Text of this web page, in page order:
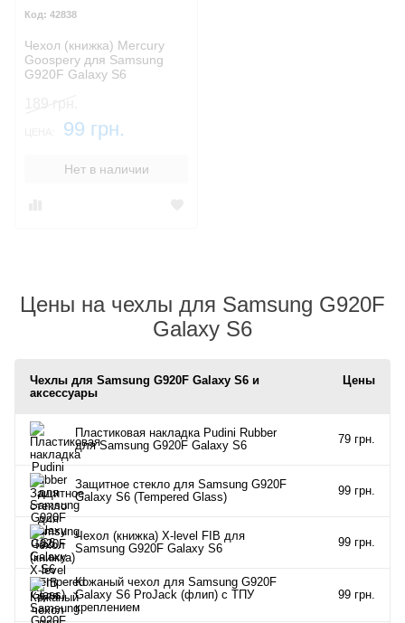
42838
Чехол (книжка) Mercury
Goospery для Samsung
G920F Galaxy S6
99 грн.
Нет в наличии
Цены на чехлы для Samsung G920F
Galaxy S6
Чехлы для Samsung G920F Galaxy S6 и
аксессуары
Цены
Пластиковая накладка Pudini Rubber
для Samsung G920F Galaxy S6
79 грн.
Защитное стекло для Samsung G920F
Galaxy S6 (Tempered Glass)
99 грн.
Чехол (книжка) X-level FIB для
Samsung G920F Galaxy S6
99 грн.
Кожаный чехол для Samsung G920F
Galaxy S6 ProJack (флип) с ТПУ
креплением
99 грн.